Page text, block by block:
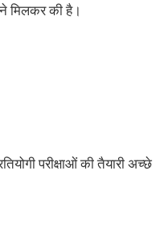
मिलकर की है।
परीक्षाओं की तैयारी अच्छे